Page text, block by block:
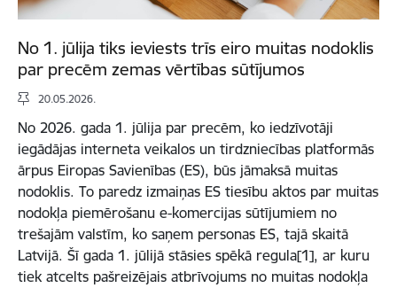
No 1. jūlija tiks ieviests trīs eiro muitas nodoklis
par precēm zemas vērtības sūtījumos
20.05.2026.
No 2026. gada 1. jūlija par precēm, ko iedzīvotāji
iegādājas interneta veikalos un tirdzniecības platformās
ārpus Eiropas Savienības (ES), būs jāmaksā muitas
nodoklis. To paredz izmaiņas ES tiesību aktos par muitas
nodokļa piemērošanu e-komercijas sūtījumiem no
trešajām valstīm, ko saņem personas ES, tajā skaitā
Latvijā. Šī gada 1. jūlijā stāsies spēkā regula[1], ar kuru
tiek atcelts pašreizējais atbrīvojums no muitas nodokļa